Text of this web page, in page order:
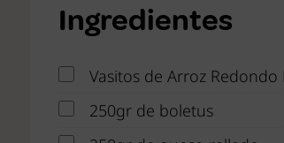
Ingredientes
Vasitos de Arroz Redondo
250gr de boletus